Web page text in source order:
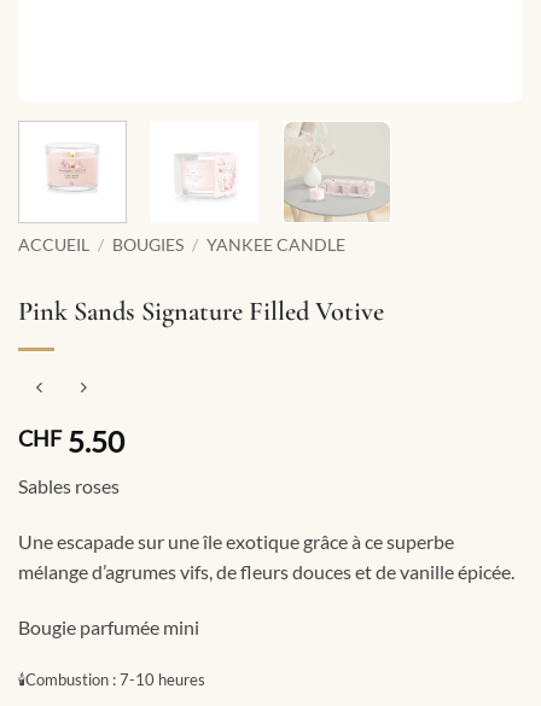
ACCUEIL / BOUGIES / YANKEE CANDLE
Pink Sands Signature Filled Votive
CHF5.50
Sables roses
Une escapade sur une île exotique grâce à ce superbe
mélange d’agrumes vifs, de fleurs douces et de vanille épicée.
Bougie parfumée mini
🕯Combustion :7-10 heures